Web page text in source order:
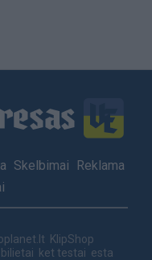
Skelbimai
Reklama
KlipShop
bilietai ket testai esta